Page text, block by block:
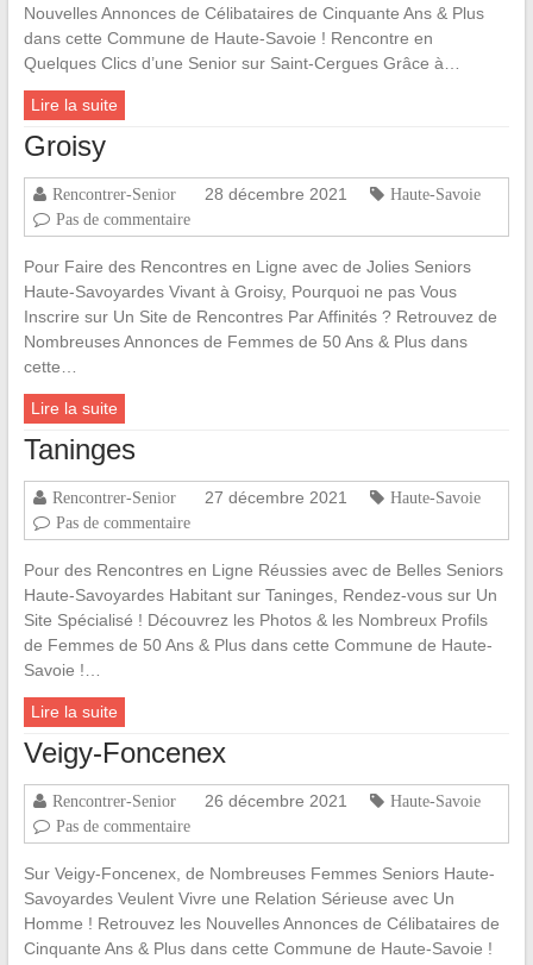
Nouvelles Annonces de Célibataires de Cinquante Ans & Plus
dans cette Commune de Haute-Savoie ! Rencontre en
Quelques Clics d’une Senior sur Saint-Cergues Grâce à…
Lire la suite
Groisy
Rencontrer-Senior 28 décembre 2021
Haute-Savoie
Pas de commentaire
Pour Faire des Rencontres en Ligne avec de Jolies Seniors
Haute-Savoyardes Vivant à Groisy, Pourquoi ne pas Vous
Inscrire sur Un Site de Rencontres Par Affinités ? Retrouvez de
Nombreuses Annonces de Femmes de 50 Ans & Plus dans
cette…
Lire la suite
Taninges
Rencontrer-Senior 27 décembre 2021
Haute-Savoie
Pas de commentaire
Pour des Rencontres en Ligne Réussies avec de Belles Seniors
Haute-Savoyardes Habitant sur Taninges, Rendez-vous sur Un
Site Spécialisé ! Découvrez les Photos & les Nombreux Profils
de Femmes de 50 Ans & Plus dans cette Commune de Haute-
Savoie !…
Lire la suite
Veigy-Foncenex
Rencontrer-Senior 26 décembre 2021
Haute-Savoie
Pas de commentaire
Sur Veigy-Foncenex, de Nombreuses Femmes Seniors Haute-
Savoyardes Veulent Vivre une Relation Sérieuse avec Un
Homme ! Retrouvez les Nouvelles Annonces de Célibataires de
Cinquante Ans & Plus dans cette Commune de Haute-Savoie !